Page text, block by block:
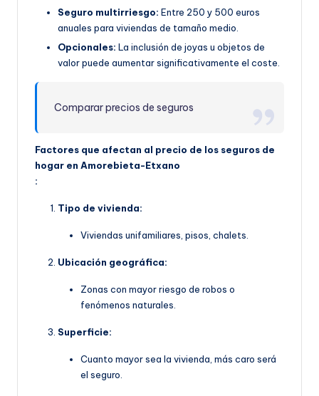
Seguro multirriesgo: Entre 250 y 500 euros
anuales para viviendas de tamaño medio.
Opcionales: La inclusión de joyas u objetos de
valor puede aumentar significativamente el coste.
Comparar precios de seguros
Factores que afectan al precio de los seguros de
hogar en Amorebieta-Etxano
:
Tipo de vivienda:
Viviendas unifamiliares, pisos, chalets.
Ubicación geográfica:
Zonas con mayor riesgo de robos o
fenómenos naturales.
Superficie:
Cuanto mayor sea la vivienda, más caro será
el seguro.